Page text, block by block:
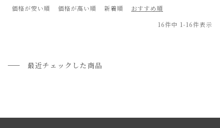
価格が安い順
価格が高い順 新着順
おすすめ順
16件中 1-16件表示
最近チェックした商品